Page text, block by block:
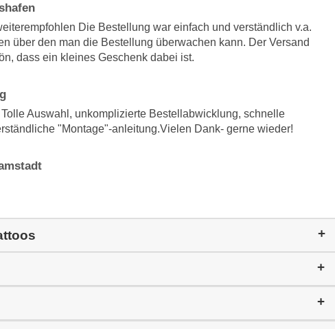
Die Bestellung war einfach und verständlich v.a.
über den man die Bestellung überwachen kann. Der Versand
dass ein kleines Geschenk dabei ist.
Auswahl, unkomplizierte Bestellabwicklung, schnelle
"Montage"-anleitung.Vielen Dank- gerne wieder!